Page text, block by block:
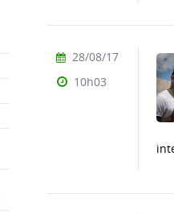
28/08/17
10h03